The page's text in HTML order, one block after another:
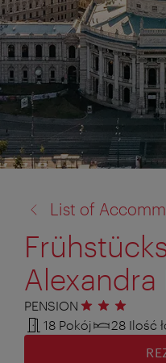
do:
List of
Alexandra
PENSION 3 gwiazdki
18 Pokój
28 Ilość